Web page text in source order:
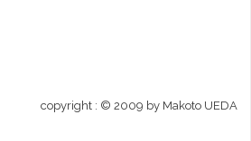
copyright : © 2009 by Makoto UEDA